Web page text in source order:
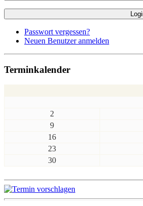
Passwort vergessen?
Neuen Benutzer anmelden
Terminkalender
2
9
16
23
30